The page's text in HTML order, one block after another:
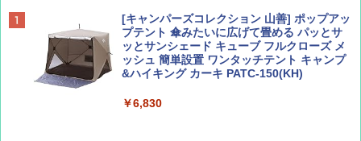
BE-PAL(ビ-パル) 2026年 9 月号【特別付録:
SOTO ミニマル"旅"財布 ランダム2種】
￥1,500
D40 地球の歩き方 チェンマイ タイ北部の魅
力的な町 2026～2027 地球の歩き方D アジア
￥2,079
[キャンパーズコレクション 山善] ポップアッ
プテント 傘みたいに広げて畳める パッとサ
ッとサンシェード キューブ フルクローズ メ
ッシュ 簡単設置 ワンタッチテント キャンプ
&ハイキング カーキ PATC-150(KH)
￥6,830